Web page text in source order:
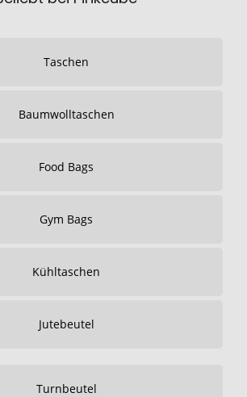
Taschen
Baumwolltaschen
Food Bags
Gym Bags
Kühltaschen
Jutebeutel
Turnbeutel